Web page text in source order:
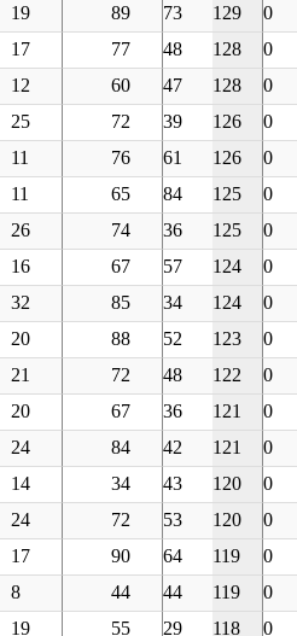
19 89 73 129 0
17 77 48 128 0
12 60 47 128 0
25 72 39 126 0
11 76 61 126 0
11 65 84 125 0
26 74 36 125 0
16 67 57 124 0
32 85 34 124 0
20 88 52 123 0
21 72 48 122 0
20 67 36 121 0
24 84 42 121 0
14 34 43 120 0
24 72 53 120 0
17 90 64 119 0
8 44 44 119 0
19 55 29 118 0